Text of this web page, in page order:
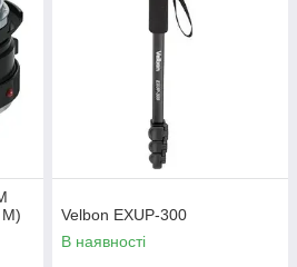
Velbon EXUP-300
В наявності